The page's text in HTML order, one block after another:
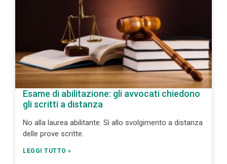
Esame di abilitazione: gli avvocati chiedono
gli scritti a distanza
No alla laurea abilitante. Sì allo svolgimento a distanza
delle prove scritte.
LEGGI TUTTO »